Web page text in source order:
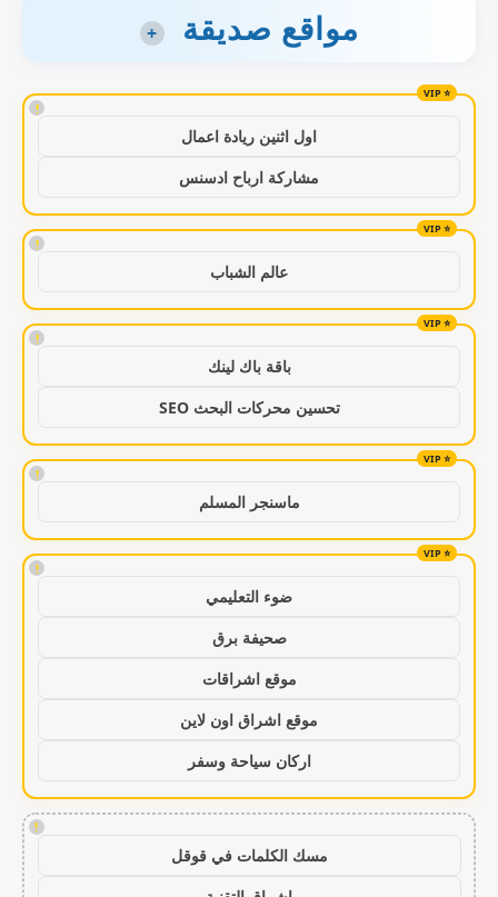
مواقع صديقة +
!
اول اثنين ريادة اعمال
مشاركة ارباح ادسنس
!
عالم الشباب
!
باقة باك لينك
تحسين محركات البحث SEO
!
ماسنجر المسلم
!
ضوء التعليمي
صحيفة برق
موقع اشراقات
موقع اشراق اون لاين
اركان سياحة وسفر
!
مسك الكلمات في قوقل